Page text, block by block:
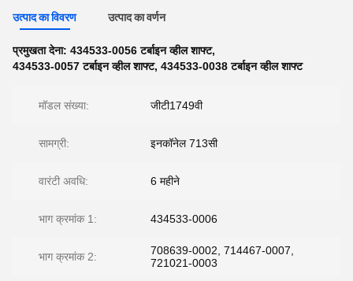
उत्पाद का विवरण उत्पाद का वर्णन
प्रमुखता देना: 434533-0056 टर्बाइन व्हील शाफ्ट,
434533-0057 टर्बाइन व्हील शाफ्ट, 434533-0038 टर्बाइन व्हील शाफ्ट
मॉडल संख्या: जीटी1749वी
सामग्री: इनकॉनेल 713सी
वारंटी अवधि: 6 महीने
भाग क्रमांक 1: 434533-0006
भाग क्रमांक 2:
708639-0002, 714467-0007,
721021-0003